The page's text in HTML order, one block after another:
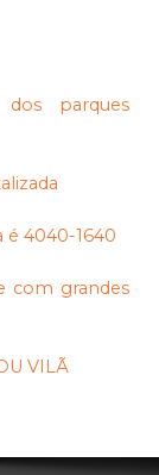
parques
é 4040-1640
com grandes
VILÃ